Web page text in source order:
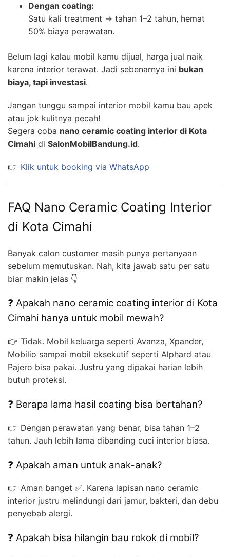
Dengan coating:
Satu kali treatment → tahan 1–2 tahun, hemat
50% biaya perawatan.
Belum lagi kalau mobil kamu dijual, harga jual naik
karena interior terawat. Jadi sebenarnya ini bukan
biaya, tapi investasi.
Jangan tunggu sampai interior mobil kamu bau apek
atau jok kulitnya pecah!
Segera coba nano ceramic coating interior di Kota
Cimahi di SalonMobilBandung.id.
👉 Klik untuk booking via WhatsApp
FAQ Nano Ceramic Coating Interior
di Kota Cimahi
Banyak calon customer masih punya pertanyaan
sebelum memutuskan. Nah, kita jawab satu per satu
biar makin jelas 👇
❓ Apakah nano ceramic coating interior di Kota
Cimahi hanya untuk mobil mewah?
👉 Tidak. Mobil keluarga seperti Avanza, Xpander,
Mobilio sampai mobil eksekutif seperti Alphard atau
Pajero bisa pakai. Justru yang dipakai harian lebih
butuh proteksi.
❓ Berapa lama hasil coating bisa bertahan?
👉 Dengan perawatan yang benar, bisa tahan 1–2
tahun. Jauh lebih lama dibanding cuci interior biasa.
❓ Apakah aman untuk anak-anak?
👉 Aman banget ✅. Karena lapisan nano ceramic
interior justru melindungi dari jamur, bakteri, dan debu
penyebab alergi.
❓ Apakah bisa hilangin bau rokok di mobil?